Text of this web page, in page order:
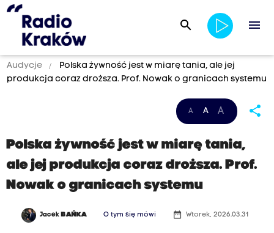
search menu
Audycje
Polska żywność jest w miarę tania, ale jej
produkcja coraz droższa. Prof. Nowak o granicach systemu
A A A share
Polska żywność jest w miarę tania,
ale jej produkcja coraz droższa. Prof.
Nowak o granicach systemu
Jacek BAŃKA O tym się mówi date_range Wtorek, 2026.03.31